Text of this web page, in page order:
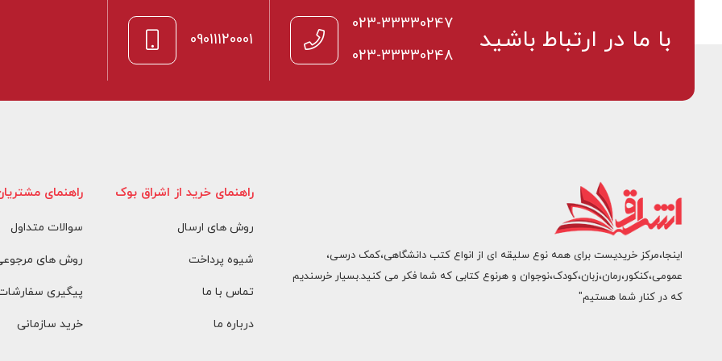
با ما در ارتباط باشید 09011120001
023-33330247
023-33330248
اینجا،مرکز خریدیست برای همه نوع سلیقه ای از انواع کتب دانشگاهی،کمک درسی،
عمومی،کنکور،رمان،زبان،کودک،نوجوان و هرنوع کتابی که شما فکر می کنید.بسیار خرسندیم
که در کنار شما هستیم"
راهنمای خرید از اشراق بوک
روش های ارسال
شیوه پرداخت
تماس با ما
درباره ما
راهنمای
سوالات متداول
روش های مرجوعی
پیگیری
خرید سازمانی